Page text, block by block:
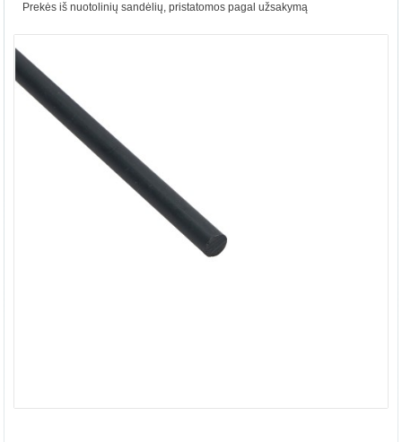
Prekės iš nuotolinių sandėlių, pristatomos pagal užsakymą